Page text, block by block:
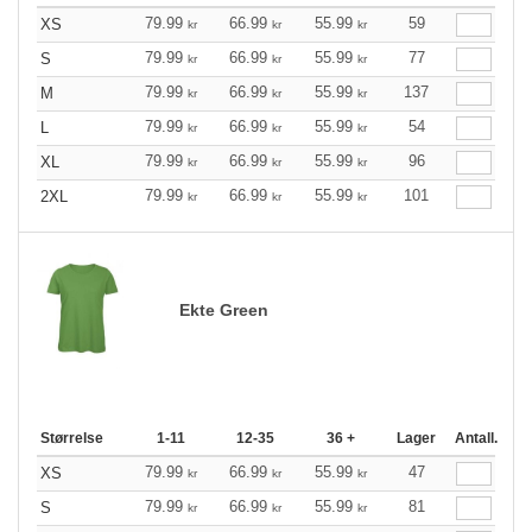
XS 79.99 kr 66.99 kr 55.99 kr
59
S
79.99 kr 66.99 kr 55.99 kr
77
M
79.99 kr 66.99 kr 55.99 kr
137
L
79.99 kr 66.99 kr 55.99 kr
54
XL
79.99 kr 66.99 kr 55.99 kr
96
2XL
79.99 kr 66.99 kr 55.99 kr 101
Ekte Green
Størrelse 1-11 12-35 36 + Lager Antall.
XS 79.99 kr 66.99 kr 55.99 kr
47
S
79.99 kr 66.99 kr 55.99 kr 81